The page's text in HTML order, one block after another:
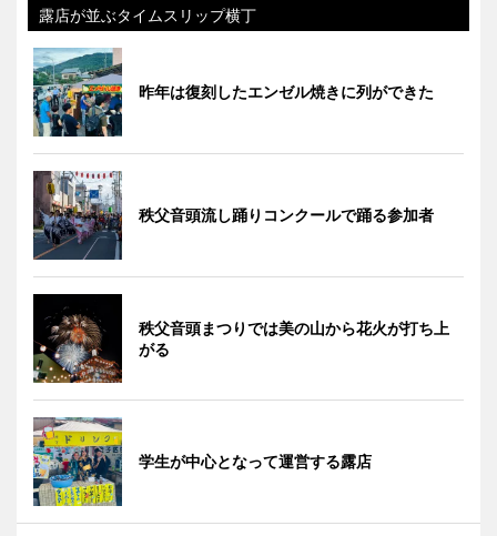
露店が並ぶタイムスリップ横丁
昨年は復刻したエンゼル焼きに列ができた
秩父音頭流し踊りコンクールで踊る参加者
秩父音頭まつりでは美の山から花火が打ち上
がる
学生が中心となって運営する露店